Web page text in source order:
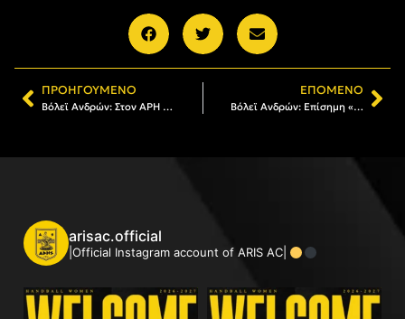
ΠΡΟΗΓΟΎΜΕΝΟ
Βόλεϊ Ανδρών: Στον ΑΡΗ ο Μαρτίνο Αλιάι
ΕΠΌΜΕΝΟ
Βόλεϊ Ανδρών: Επίσημη «πρώτη» με φιλοδοξίες για τον ΑΡΗ
arisac.official
|Official Instagram account of ARIS AC|